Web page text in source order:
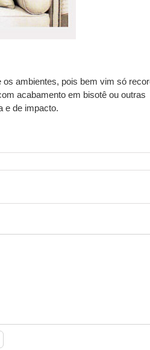
ambientes, pois bem vim só
acabamento em bisotê ou outras
e de impacto.